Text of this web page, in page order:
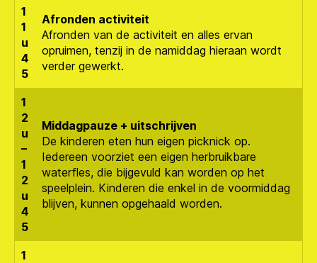
1
1
u
4
5
Afronden activiteit
Afronden van de activiteit en alles ervan
opruimen, tenzij in de namiddag hieraan wordt
verder gewerkt.
1
2
u
–
1
2
u
4
5
Middagpauze + uitschrijven
De kinderen eten hun eigen picknick op.
Iedereen voorziet een eigen herbruikbare
waterfles, die bijgevuld kan worden op het
speelplein. Kinderen die enkel in de voormiddag
blijven, kunnen opgehaald worden.
1